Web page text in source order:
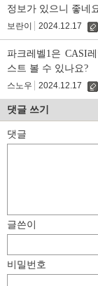
정보가 있으니 좋네
보란이 2024.12.17
파크레벨1은 CASI
스트 볼 수 있나요?
스노우 2024.12.17
댓글 쓰기
댓글
글쓴이
비밀번호